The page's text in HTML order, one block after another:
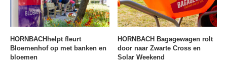
HORNBACHhelpt fleurt
Bloemenhof op met banken en
bloemen
HORNBACH Bagagewagen rolt
door naar Zwarte Cross en
Solar Weekend